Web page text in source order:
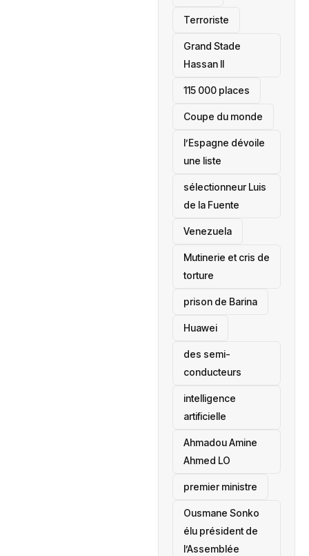
Terroriste
Grand Stade
Hassan II
115 000 places
‎Coupe du monde
l’Espagne dévoile
une liste
sélectionneur Luis
de la Fuente
‎Venezuela
Mutinerie et cris de
torture
prison de Barina
Huawei
des semi-
conducteurs
intelligence
artificielle
Ahmadou Amine
Ahmed LO
premier ministre
Ousmane Sonko
élu président de
l’Assemblée